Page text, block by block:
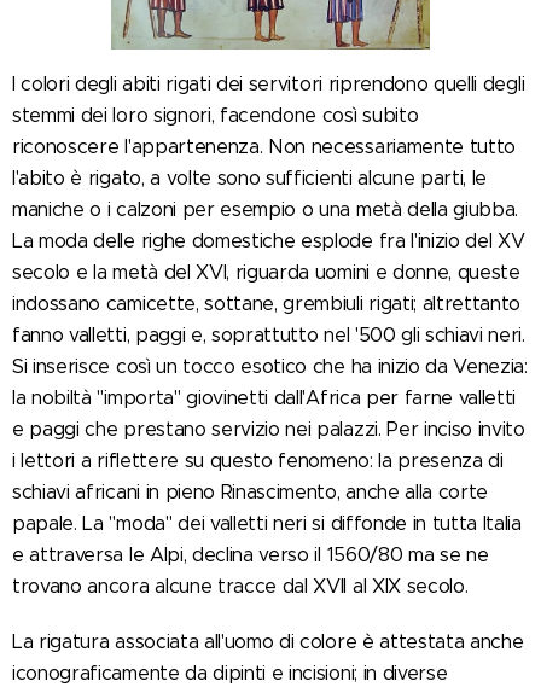
I colori degli abiti rigati dei servitori riprendono quelli degli
stemmi dei loro signori, facendone così subito
riconoscere l'appartenenza. Non necessariamente tutto
l'abito è rigato, a volte sono sufficienti alcune parti, le
maniche o i calzoni per esempio o una metà della giubba.
La moda delle righe domestiche esplode fra l'inizio del XV
secolo e la metà del XVI, riguarda uomini e donne, queste
indossano camicette, sottane, grembiuli rigati; altrettanto
fanno valletti, paggi e, soprattutto nel '500 gli schiavi neri.
Si inserisce così un tocco esotico che ha inizio da Venezia:
la nobiltà "importa" giovinetti dall'Africa per farne valletti
e paggi che prestano servizio nei palazzi. Per inciso invito
i lettori a riflettere su questo fenomeno: la presenza di
schiavi africani in pieno Rinascimento, anche alla corte
papale. La "moda" dei valletti neri si diffonde in tutta Italia
e attraversa le Alpi, declina verso il 1560/80 ma se ne
trovano ancora alcune tracce dal XVII al XIX secolo.
La rigatura associata all'uomo di colore è attestata anche
iconograficamente da dipinti e incisioni; in diverse